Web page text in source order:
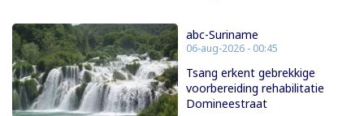
abc-Suriname
06-aug-2026 - 00:45
Tsang erkent gebrekkige
voorbereiding rehabilitatie
Domineestraat